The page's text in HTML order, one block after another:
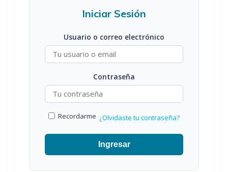
Iniciar Sesión
Usuario o correo electrónico
Contraseña
Recordarme ¿Olvidaste tu contraseña?
Ingresar